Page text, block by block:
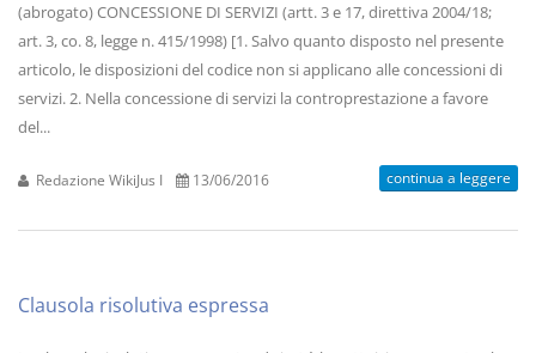
(abrogato) CONCESSIONE DI SERVIZI (artt. 3 e 17, direttiva 2004/18;
art. 3, co. 8, legge n. 415/1998) [1. Salvo quanto disposto nel presente
articolo, le disposizioni del codice non si applicano alle concessioni di
servizi. 2. Nella concessione di servizi la controprestazione a favore
del...
Redazione WikiJus I 13/06/2016 continua a leggere
Clausola risolutiva espressa